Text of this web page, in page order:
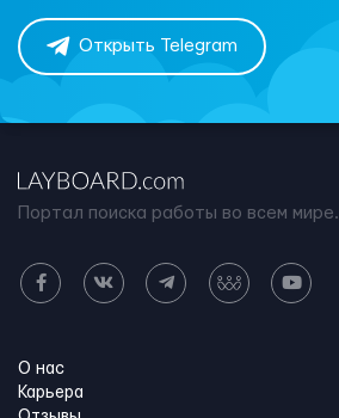
Открыть Telegram
Портал поиска работы во всем мире.
О нас
Карьера